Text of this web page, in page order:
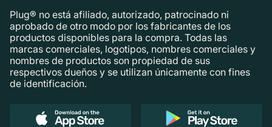
Plug® no está afiliado, autorizado, patrocinado ni
aprobado de otro modo por los fabricantes de los
productos disponibles para la compra. Todas las
marcas comerciales, logotipos, nombres comerciales y
nombres de productos son propiedad de sus
respectivos dueños y se utilizan únicamente con fines
de identificación.